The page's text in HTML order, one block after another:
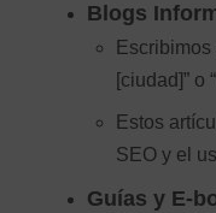
Blogs
[ciudad]” o
Estos
SEO y el
Guías y E-